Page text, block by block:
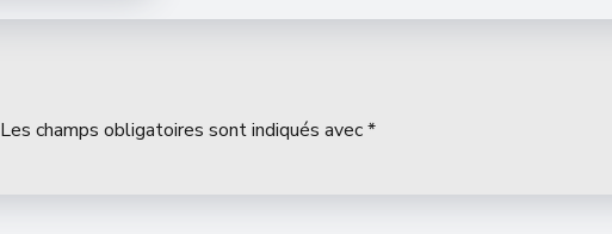
Les champs obligatoires sont indiqués avec*